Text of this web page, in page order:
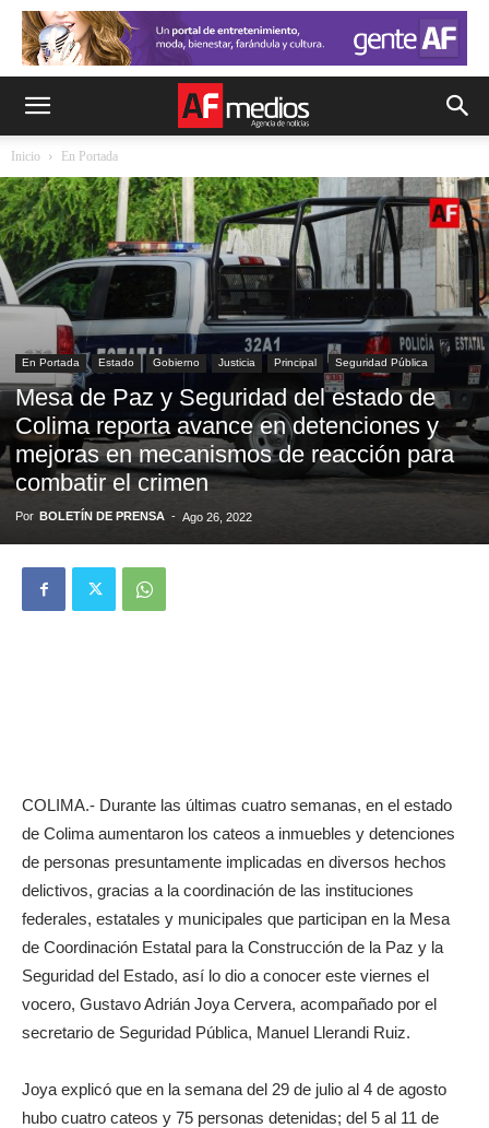
Inicio En Portada
En Portada Estado Gobierno Justicia Principal Seguridad Pública
Mesa de Paz y Seguridad del estado de
Colima reporta avance en detenciones y
mejoras en mecanismos de reacción para
combatir el crimen
Por BOLETÍN DE PRENSA - Ago 26, 2022
COLIMA.- Durante las últimas cuatro semanas, en el estado
de Colima aumentaron los cateos a inmuebles y detenciones
de personas presuntamente implicadas en diversos hechos
delictivos, gracias a la coordinación de las instituciones
federales, estatales y municipales que participan en la Mesa
de Coordinación Estatal para la Construcción de la Paz y la
Seguridad del Estado, así lo dio a conocer este viernes el
vocero, Gustavo Adrián Joya Cervera, acompañado por el
secretario de Seguridad Pública, Manuel Llerandi Ruiz.
Joya explicó que en la semana del 29 de julio al 4 de agosto
hubo cuatro cateos y 75 personas detenidas; del 5 al 11 de